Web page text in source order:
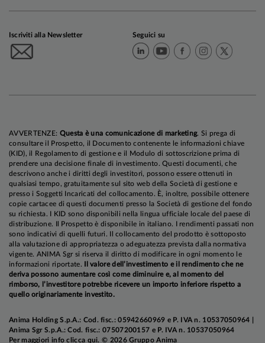
mercato in grado di offrire ancora valore.
neutralee solotatticamente negativo; le
degli investitori sulla crescita limitano il
potenziale di rialzo dei rendimenti. Confermata la
neutralità sui Titoli di Stato italiani, in attesa degli
sviluppi relativi a crescita e contesto politico;
- laview sulle obbligazioni societarie è negativa
le valutazioni sono meno appetibili che a inizio
anno e il contesto macro e politico è ancora
incerto; il copioso flusso di nuove emissioni offre
opportunità, da sfruttare in modo graduale e
selettivo;
- ilgiudizio sulle obbligazioni emergenti resta
neutrale, considerato il marcato apprezzamento
Iscriviti alla Newsletter Seguici su
AVVERTENZE: Questa è una comunicazione di marketing. Si prega di
consultare il Prospetto, il Documento contenente le informazioni chiave
(KID), il Regolamento di gestione e il Modulo di sottoscrizione prima di
prendere una decisione finale di investimento. Questi documenti, che
descrivono anche i diritti degli investitori, possono essere ottenuti in
qualsiasi tempo, gratuitamente sul sito web della Società di gestione e
presso i Soggetti Incaricati del collocamento. È, inoltre, possibile ottenere
copie cartacee di questi documenti presso la Società di gestione del fondo
su richiesta. I KID sono disponibili nella lingua ufficiale locale del paese di
distribuzione. Il Prospetto è disponibile in italiano. I rendimenti passati non
sono indicativi di quelli futuri. Il collocamento del prodotto è sottoposto
alla valutazione di appropriatezza o adeguatezza prevista dalla normativa
vigente. ANIMA Sgr si riserva il diritto di modificare in ogni momento le
informazioni riportate.
Il valore dell’investimento e il rendimento che ne
deriva possono aumentare così come diminuire e, al momento del
rimborso, l’investitore potrebbe ricevere un importo inferiore rispetto a
quello originariamente investito.
Anima Holding S.p.A.: Cod. fisc.: 05942660969 e P. IVA n. 10537050964 |
Anima Sgr S.p.A.: Cod. fisc.: 07507200157 e P. IVA n. 10537050964
Per maggiori infoclicca qui. © 2026 Gruppo Anima